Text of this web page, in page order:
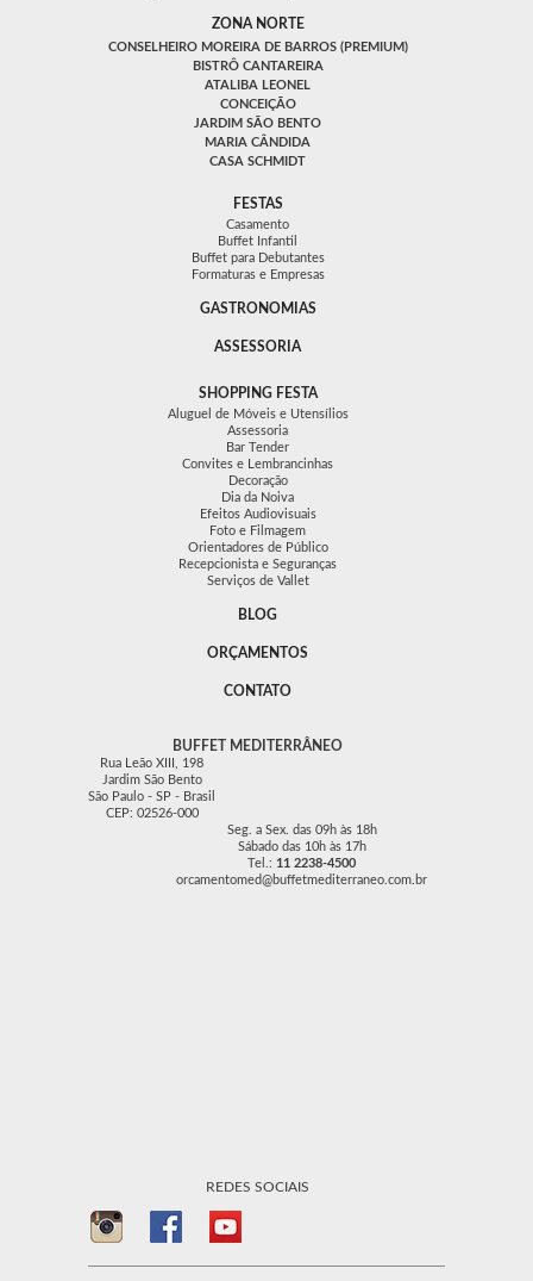
ZONA NORTE
CONSELHEIRO MOREIRA DE BARROS (PREMIUM)
BISTRÔ CANTAREIRA
ATALIBA LEONEL
CONCEIÇÃO
JARDIM SÃO BENTO
MARIA CÂNDIDA
CASA SCHMIDT
FESTAS
Casamento
Buffet Infantil
Buffet para Debutantes
Formaturas e Empresas
GASTRONOMIAS
ASSESSORIA
SHOPPING FESTA
Aluguel de Móveis e Utensílios
Assessoria
Bar Tender
Convites e Lembrancinhas
Decoração
Dia da Noiva
Efeitos Audiovisuais
Foto e Filmagem
Orientadores de Público
Recepcionista e Seguranças
Serviços de Vallet
BLOG
ORÇAMENTOS
CONTATO
BUFFET MEDITERRÂNEO
Rua Leão XIII, 198
Jardim São Bento
São Paulo - SP - Brasil
CEP: 02526-000
Seg. a Sex. das 09h às 18h
Sábado das 10h às 17h
Tel.: 11 2238-4500
orcamentomed@buffetmediterraneo.com.br
REDES SOCIAIS